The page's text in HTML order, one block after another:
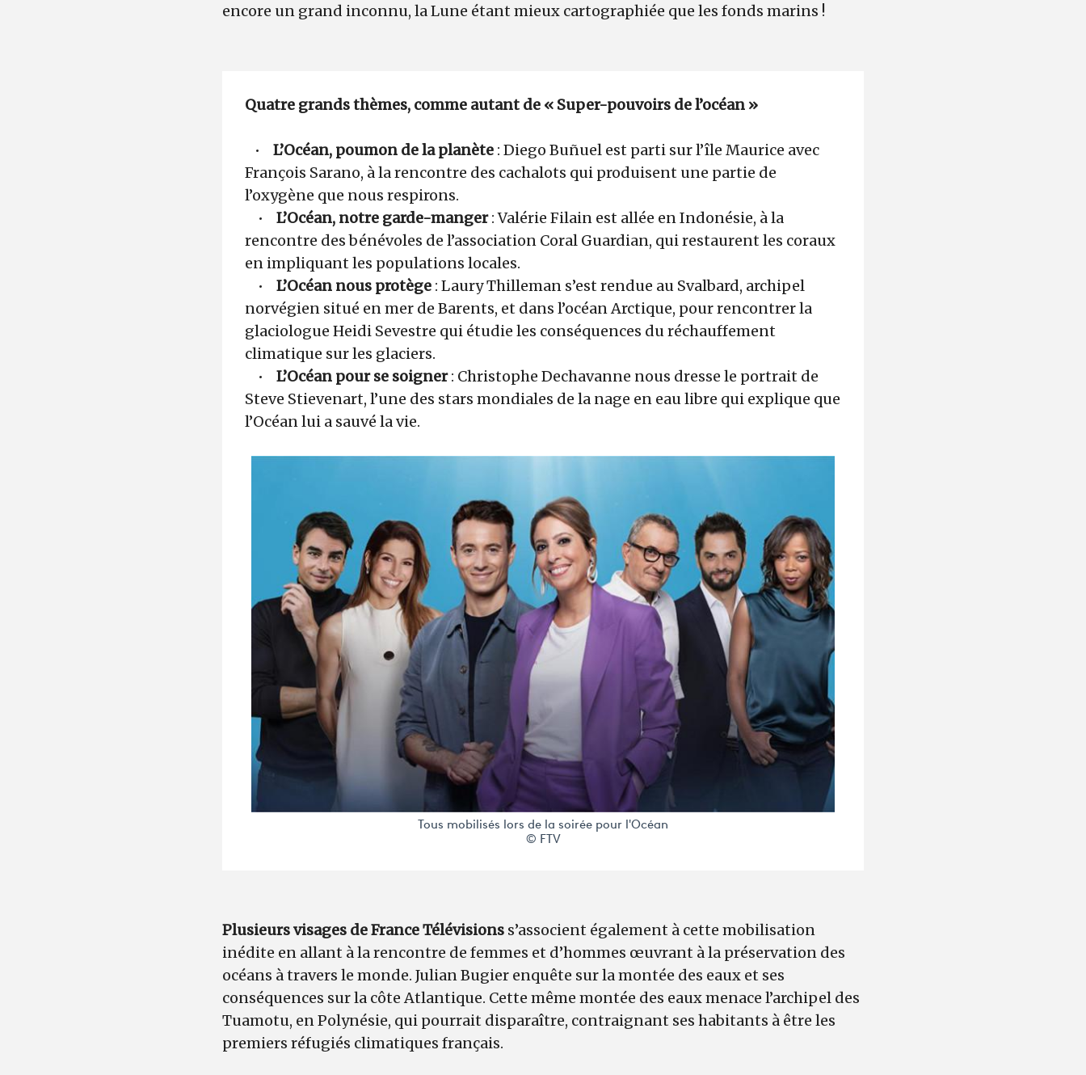
encore un grand inconnu, la Lune étant mieux cartographiée que les fonds marins !
Quatre grands thèmes, comme autant de « Super-pouvoirs de l’océan »
• L’Océan, poumon de la planète : Diego Buñuel est parti sur l’île Maurice avec
François Sarano, à la rencontre des cachalots qui produisent une partie de
l’oxygène que nous respirons.
• L’Océan, notre garde-manger: Valérie Filain est allée en Indonésie, à la
rencontre des bénévoles de l’association Coral Guardian, qui restaurent les coraux
en impliquant les populations locales.
• L’Océan nous protège : Laury Thilleman s’est rendue au Svalbard, archipel
norvégien situé en mer de Barents, et dans l’océan Arctique, pour rencontrer la
glaciologue Heidi Sevestre qui étudie les conséquences du réchauffement
climatique sur les glaciers.
• L’Océan pour se soigner: Christophe Dechavanne nous dresse le portrait de
Steve Stievenart, l’une des stars mondiales de la nage en eau libre qui explique que
l’Océan lui a sauvé la vie.
Tous mobilisés lors de la soirée pour l'Océan
© FTV
Plusieurs visages de France Télévisions s’associent également à cette mobilisation
inédite en allant à la rencontre de femmes et d’hommes œuvrant à la préservation des
océans à travers le monde. Julian Bugier enquête sur la montée des eaux et ses
conséquences sur la côte Atlantique. Cette même montée des eaux menace l’archipel des
Tuamotu, en Polynésie, qui pourrait disparaître, contraignant ses habitants à être les
premiers réfugiés climatiques français.